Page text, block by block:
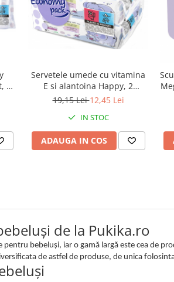
56
Servetele umede cu vitamina
E si alantoina Happy, 2
pachete x 64 bucati, 128 buc
19,15 Lei12,45 Lei
IN STOC
ADAUGA IN COS
de la Pukika.ro
bebeluși, iar o gamă largă este cea de
de astfel de produse, de unica